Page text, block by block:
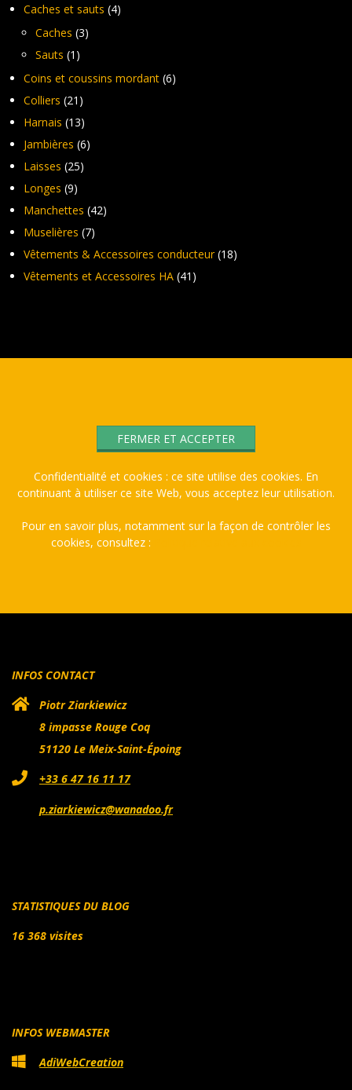
Caches et sauts (4)
Caches (3)
Sauts (1)
Coins et coussins mordant (6)
Colliers (21)
Harnais (13)
Jambières (6)
Laisses (25)
Longes (9)
Manchettes (42)
Muselières (7)
Vêtements & Accessoires conducteur (18)
Vêtements et Accessoires HA (41)
Confidentialité et cookies : ce site utilise des cookies. En
continuant à utiliser ce site Web, vous acceptez leur utilisation.
Pour en savoir plus, notamment sur la façon de contrôler les
cookies, consultez :
INFOS CONTACT
Piotr Ziarkiewicz
8 impasse Rouge Coq
51120 Le Meix-Saint-Époing
+33 6 47 16 11 17
p.ziarkiewicz@wanadoo.fr
STATISTIQUES DU BLOG
16 368 visites
INFOS WEBMASTER
AdiWebCreation